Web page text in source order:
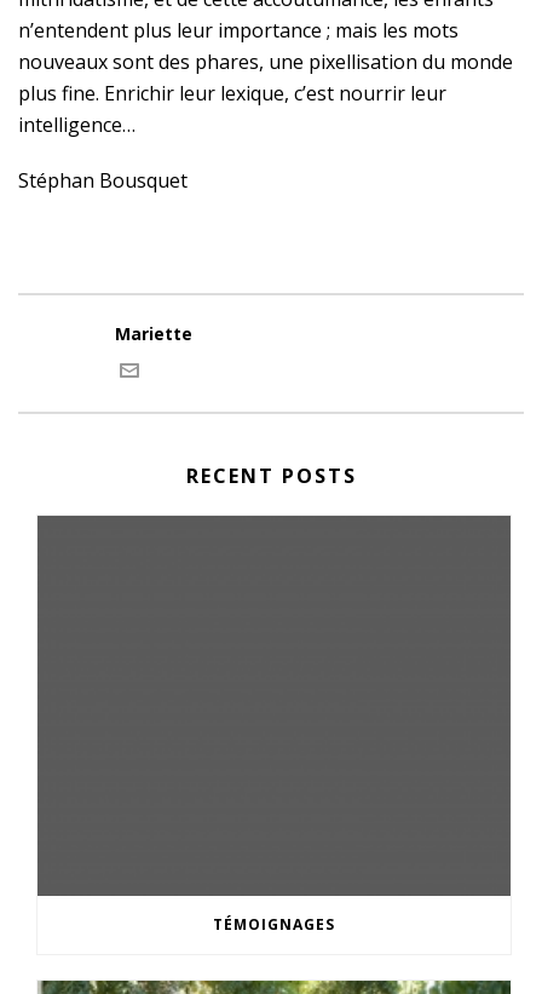
n’entendent plus leur importance ; mais les mots
nouveaux sont des phares, une pixellisation du monde
plus fine. Enrichir leur lexique, c’est nourrir leur
intelligence…
Stéphan Bousquet
Mariette
RECENT POSTS
TÉMOIGNAGES